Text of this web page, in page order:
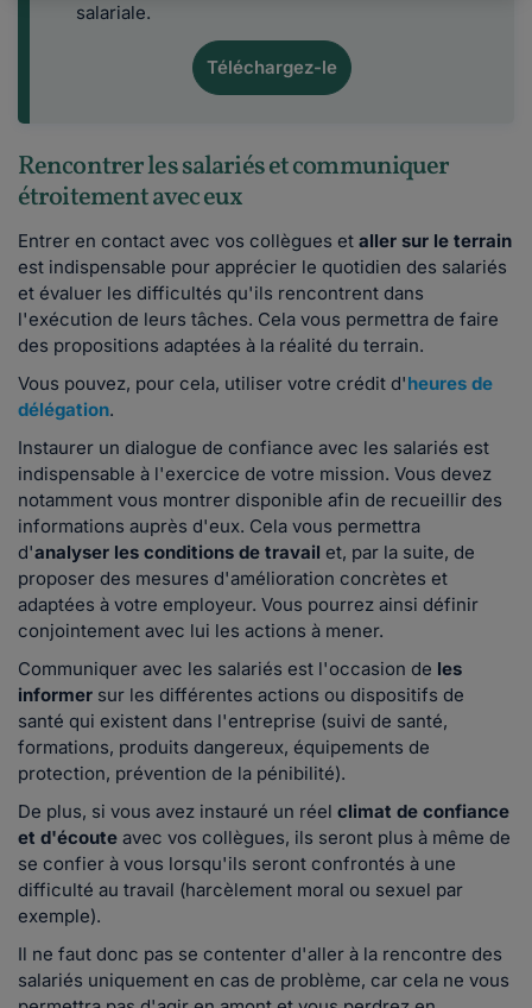
salariale.
Téléchargez-le
Rencontrer les salariés et communiquer
étroitement avec eux
Entrer en contact avec vos collègues et aller sur le terrain
est indispensable pour apprécier le quotidien des salariés
et évaluer les difficultés qu'ils rencontrent dans
l'exécution de leurs tâches. Cela vous permettra de faire
des propositions adaptées à la réalité du terrain.
Vous pouvez, pour cela, utiliser votre crédit d'heures de
délégation.
Instaurer un dialogue de confiance avec les salariés est
indispensable à l'exercice de votre mission. Vous devez
notamment vous montrer disponible afin de recueillir des
informations auprès d'eux. Cela vous permettra
d'analyser les conditions de travail et, par la suite, de
proposer des mesures d'amélioration concrètes et
adaptées à votre employeur. Vous pourrez ainsi définir
conjointement avec lui les actions à mener.
Communiquer avec les salariés est l'occasion de les
informer sur les différentes actions ou dispositifs de
santé qui existent dans l'entreprise (suivi de santé,
formations, produits dangereux, équipements de
protection, prévention de la pénibilité).
De plus, si vous avez instauré un réel climat de confiance
et d'écoute avec vos collègues, ils seront plus à même de
se confier à vous lorsqu'ils seront confrontés à une
difficulté au travail (harcèlement moral ou sexuel par
exemple).
Il ne faut donc pas se contenter d'aller à la rencontre des
salariés uniquement en cas de problème, car cela ne vous